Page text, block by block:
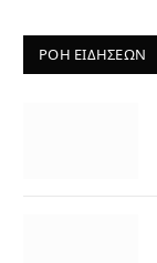
ΡΟΗ ΕΙΔΗΣΕΩΝ